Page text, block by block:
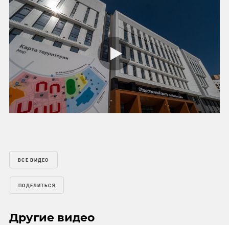
Mute Settings
Play
ВСЕ ВИДЕО
ПОДЕЛИТЬСЯ
Другие видео